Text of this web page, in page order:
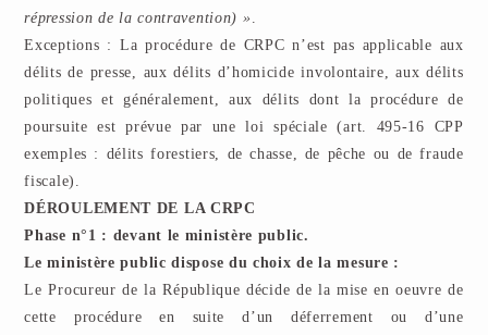
répression de la contravention) ».
Exceptions : La procédure de CRPC n’est pas applicable aux
délits de presse, aux délits d’homicide involontaire, aux délits
politiques et généralement, aux délits dont la procédure de
poursuite est prévue par une loi spéciale (art. 495-16 CPP
exemples : délits forestiers, de chasse, de pêche ou de fraude
fiscale).
DÉROULEMENT DE LA CRPC
Phase n°1 : devant le ministère public.
Le ministère public dispose du choix de la mesure :
Le Procureur de la République décide de la mise en oeuvre de
cette procédure en suite d’un déferrement ou d’une